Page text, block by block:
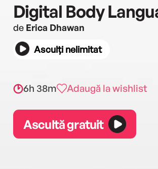
Digital Body
de Erica Dhawan
Asculți nelimitat
6h 38m Adaugă la wishlist
Ascultă gratuit